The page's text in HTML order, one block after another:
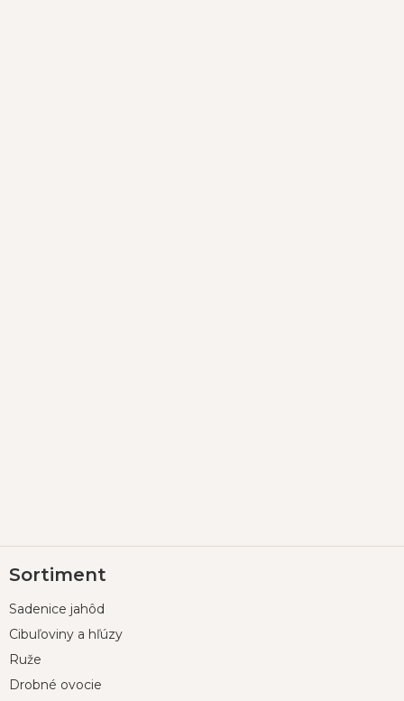
á
ä
Sortiment
Sadenice jahôd
Cibuľoviny a hľúzy
Ruže
Drobné ovocie